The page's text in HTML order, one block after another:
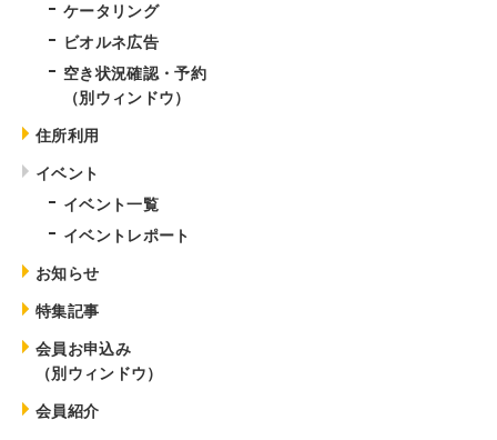
ケータリング
ビオルネ広告
空き状況確認・予約
（別ウィンドウ）
住所利用
イベント
イベント一覧
イベントレポート
お知らせ
特集記事
会員お申込み
（別ウィンドウ）
会員紹介